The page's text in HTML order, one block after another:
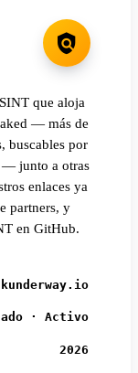
que aloja
— más de
buscables por
— junto a otras
enlaces ya
partners, y
en GitHub.
· Activo
2026